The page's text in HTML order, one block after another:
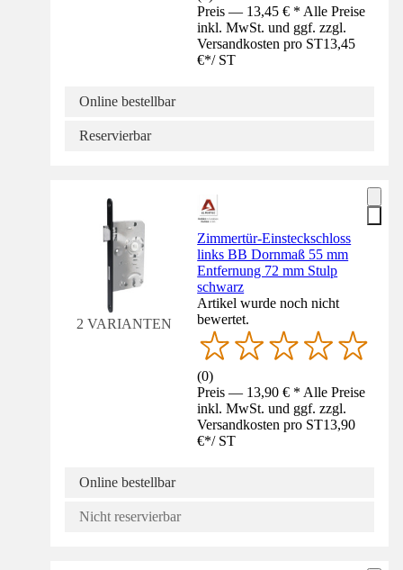
Preis — 13,45 € * Alle Preise
inkl. MwSt. und ggf. zzgl.
Versandkosten pro ST13,45
€*/ ST
Online bestellbar
Reservierbar
2 VARIANTEN
Zimmertür-Einsteckschloss
links BB Dornmaß 55 mm
Entfernung 72 mm Stulp
schwarz
Artikel wurde noch nicht
bewertet.
(0)
Preis — 13,90 € * Alle Preise
inkl. MwSt. und ggf. zzgl.
Versandkosten pro ST13,90
€*/ ST
Online bestellbar
Nicht reservierbar